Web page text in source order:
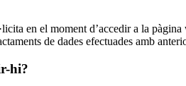
en el moment d’accedir a la
de dades efectuades amb
hi?